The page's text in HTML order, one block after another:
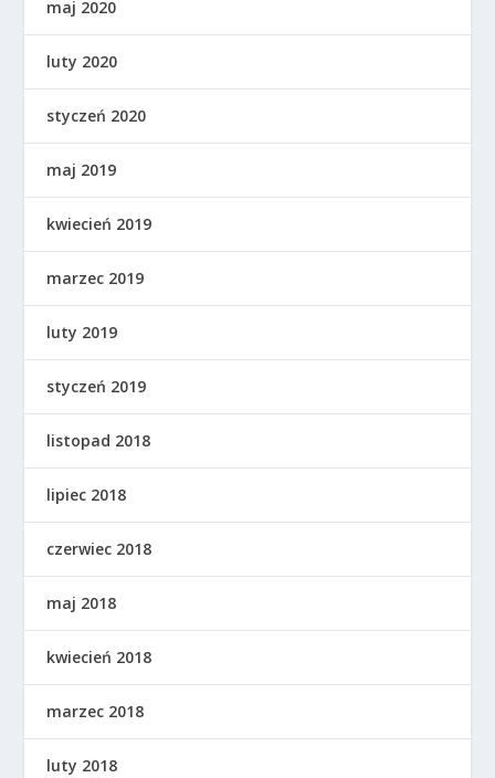
maj 2020
luty 2020
styczeń 2020
maj 2019
kwiecień 2019
marzec 2019
luty 2019
styczeń 2019
listopad 2018
lipiec 2018
czerwiec 2018
maj 2018
kwiecień 2018
marzec 2018
luty 2018